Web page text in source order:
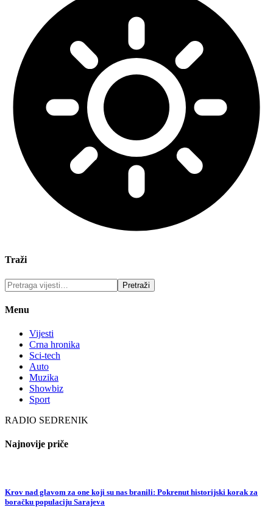
Traži
Menu
Vijesti
Crna hronika
Sci-tech
Auto
Muzika
Showbiz
Sport
RADIO SEDRENIK
Najnovije priče
Krov nad glavom za one koji su nas branili: Pokrenut historijski korak za
boračku populaciju Sarajeva